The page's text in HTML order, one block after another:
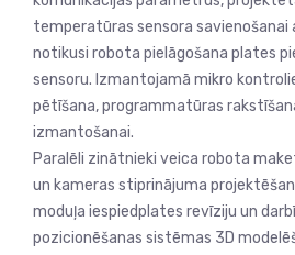
temperatūras sensora savienošanai
notikusi robota pielāgošana plates
sensoru. Izmantojamā mikro
pētīšana, programmatūras
izmantošanai.
Paralēli zinātnieki veica robota
un kameras stiprinājuma
moduļa iespiedplates revīziju un
pozicionēšanas sistēmas 3D